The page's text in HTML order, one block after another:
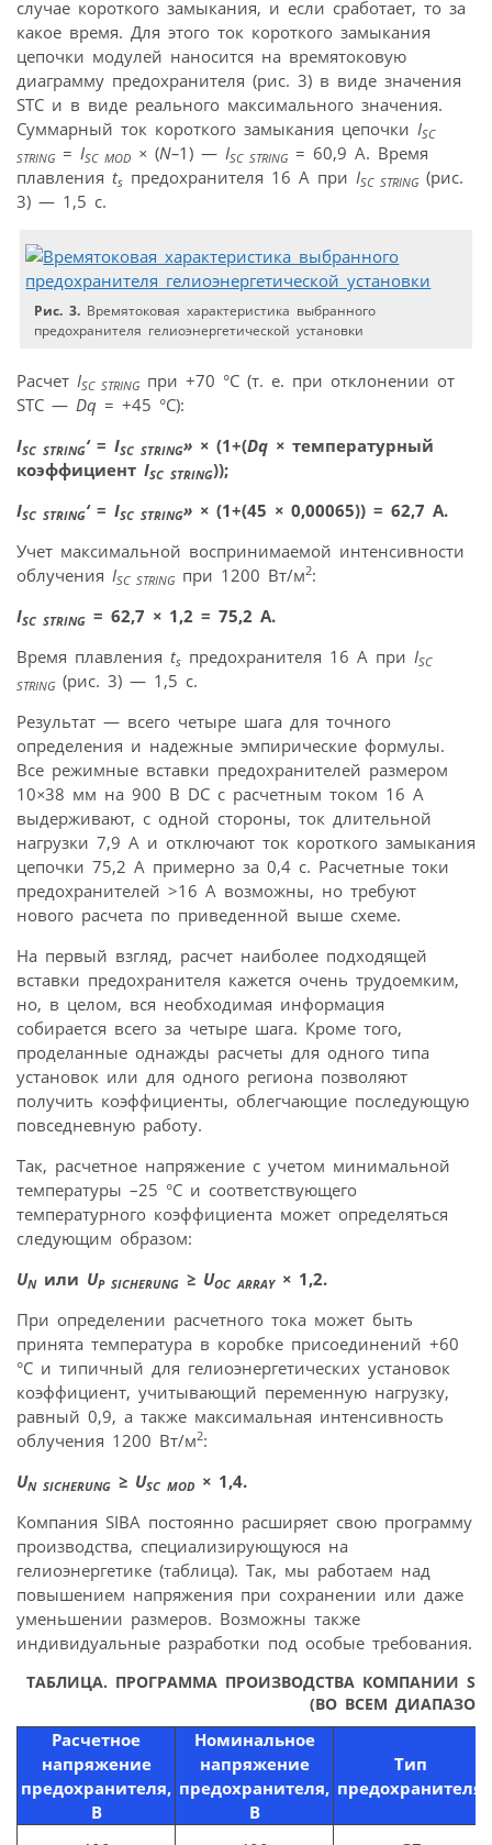
случае короткого замыкания, и если сработает, то за
какое время. Для этого ток короткого замыкания
цепочки модулей наносится на времятоковую
диаграмму предохранителя (рис. 3) в виде значения
STC и в виде реального максимального значения.
Суммарный ток короткого замыкания цепочки ISC
STRING = ISC MOD × (N–1) — ISC STRING = 60,9 А. Время
плавления ts предохранителя 16 А при ISC STRING (рис.
3) — 1,5 с.
Рис. 3. Времятоковая характеристика выбранного
предохранителя гелиоэнергетической установки
Расчет ISC STRING при +70 °С (т. е. при отклонении от
STC — Dq = +45 °C):
ISC STRING‘= ISC STRING» × (1+(Dq × температурный
коэффициент ISC STRING));
ISC STRING‘= ISC STRING» × (1+(45 × 0,00065)) = 62,7 А.
Учет максимальной воспринимаемой интенсивности
облучения ISC STRING при 1200 Вт/м2:
ISC STRING = 62,7 × 1,2 = 75,2 А.
Время плавления ts предохранителя 16 А при ISC
STRING (рис. 3) — 1,5 с.
Результат — всего четыре шага для точного
определения и надежные эмпирические формулы.
Все режимные вставки предохранителей размером
10×38 мм на 900 B DC с расчетным током 16 A
выдерживают, с одной стороны, ток длительной
нагрузки 7,9 A и отключают ток короткого замыкания
цепочки 75,2 A примерно за 0,4 с. Расчетные токи
предохранителей >16 A возможны, но требуют
нового расчета по приведенной выше схеме.
На первый взгляд, расчет наиболее подходящей
вставки предохранителя кажется очень трудоемким,
но, в целом, вся необходимая информация
собирается всего за четыре шага. Кроме того,
проделанные однажды расчеты для одного типа
установок или для одного региона позволяют
получить коэффициенты, облегчающие последующую
повседневную работу.
Так, расчетное напряжение с учетом минимальной
температуры –25 °C и соответствующего
температурного коэффициента может определяться
следующим образом:
UNили UP SICHERUNG ≥ UOC ARRAY × 1,2.
При определении расчетного тока может быть
принята температура в коробке присоединений +60
°C и типичный для гелиоэнергетических установок
коэффициент, учитывающий переменную нагрузку,
равный 0,9, а также максимальная интенсивность
облучения 1200 Вт/м2:
UN SICHERUNG ≥ USC MOD × 1,4.
Компания SIBA постоянно расширяет свою программу
производства, специализирующуюся на
гелиоэнергетике (таблица). Так, мы работаем над
повышением напряжения при сохранении или даже
уменьшении размеров. Возможны также
индивидуальные разработки под особые требования.
ТАБЛИЦА. ПРОГРАММА ПРОИЗВОДСТВА КОМПАНИИ
(ВО ВСЕМ
Расчетное
напряжение
предохранителя,
В
Номинальное
напряжение
предохранителя,
В
Тип
предохранителя